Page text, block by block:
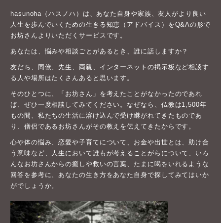
hasunoha（ハスノハ）は、あなた自身や家族、友人がより良い
人生を歩んでいくための生きる知恵（アドバイス）をQ&Aの形で
お坊さんよりいただくサービスです。
あなたは、悩みや相談ごとがあるとき、誰に話しますか？
友だち、同僚、先生、両親、インターネットの掲示板など相談す
る人や場所はたくさんあると思います。
そのひとつに、「お坊さん」を考えたことがなかったのであれ
ば、ぜひ一度相談してみてください。なぜなら、仏教は1,500年
もの間、私たちの生活に溶け込んで受け継がれてきたものであ
り、僧侶であるお坊さんがその教えを伝えてきたからです。
心や体の悩み、恋愛や子育てについて、お金や出世とは、助け合
う意味など、人生において誰もが考えることがらについて、いろ
んなお坊さんからの癒しや救いの言葉、たまに喝をいれるような
回答を参考に、あなたの生き方をあなた自身で探してみてはいか
がでしょうか。